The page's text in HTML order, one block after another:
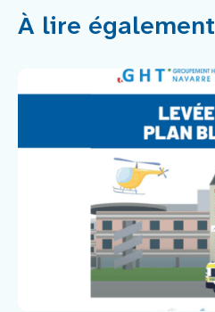
À lire également